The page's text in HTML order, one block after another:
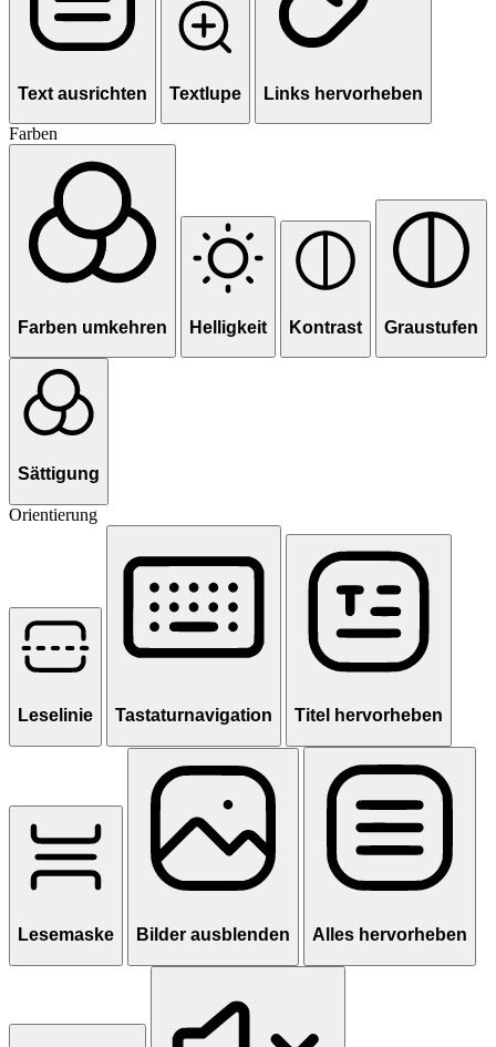
Text ausrichten Textlupe Links hervorheben
Farben
Farben umkehren Helligkeit Kontrast Graustufen
Sättigung
Orientierung
Leselinie Tastaturnavigation Titel hervorheben
Lesemaske Bilder ausblenden Alles hervorheben